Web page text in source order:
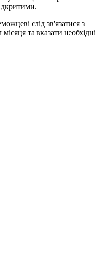
слід зв'язатися з
та вказати необхідні